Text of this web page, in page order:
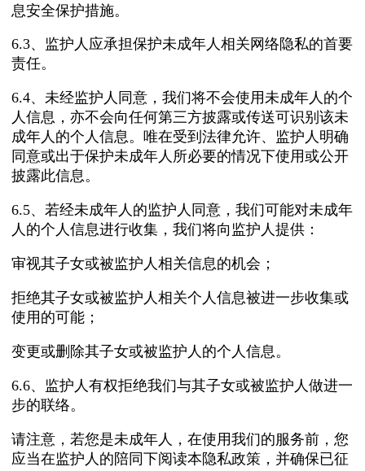
息安全保护措施。
6.3、监护人应承担保护未成年人相关网络隐私的首要
责任。
6.4、未经监护人同意，我们将不会使用未成年人的个
人信息，亦不会向任何第三方披露或传送可识别该未
成年人的个人信息。唯在受到法律允许、监护人明确
同意或出于保护未成年人所必要的情况下使用或公开
披露此信息。
6.5、若经未成年人的监护人同意，我们可能对未成年
人的个人信息进行收集，我们将向监护人提供：
审视其子女或被监护人相关信息的机会；
拒绝其子女或被监护人相关个人信息被进一步收集或
使用的可能；
变更或删除其子女或被监护人的个人信息。
6.6、监护人有权拒绝我们与其子女或被监护人做进一
步的联络。
请注意，若您是未成年人，在使用我们的服务前，您
应当在监护人的陪同下阅读本隐私政策，并确保已征